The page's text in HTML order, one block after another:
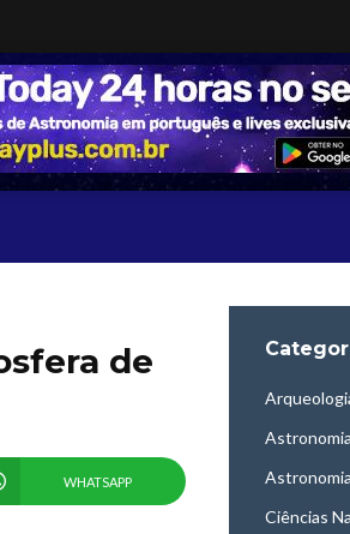
de
WHATSAPP
Astronomia
Ciências